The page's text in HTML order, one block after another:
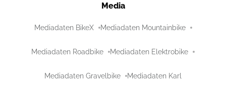
Media
Mediadaten BikeX Mediadaten Mountainbike
Mediadaten Roadbike Mediadaten Elektrobike
Mediadaten Gravelbike Mediadaten Karl